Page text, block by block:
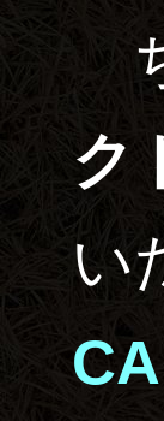
ク
い